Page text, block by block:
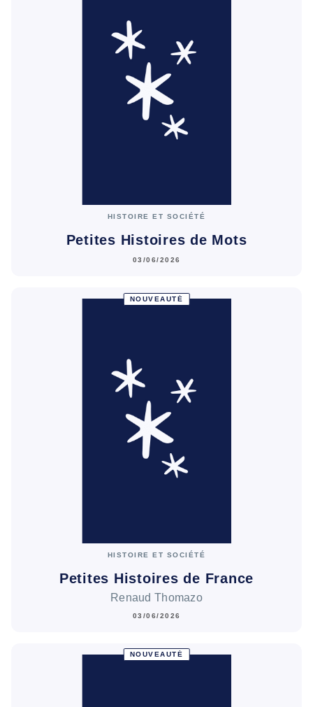
HISTOIRE ET SOCIÉTÉ
Petites Histoires de Mots
03/06/2026
NOUVEAUTÉ
HISTOIRE ET SOCIÉTÉ
Petites Histoires de France
Renaud Thomazo
03/06/2026
NOUVEAUTÉ